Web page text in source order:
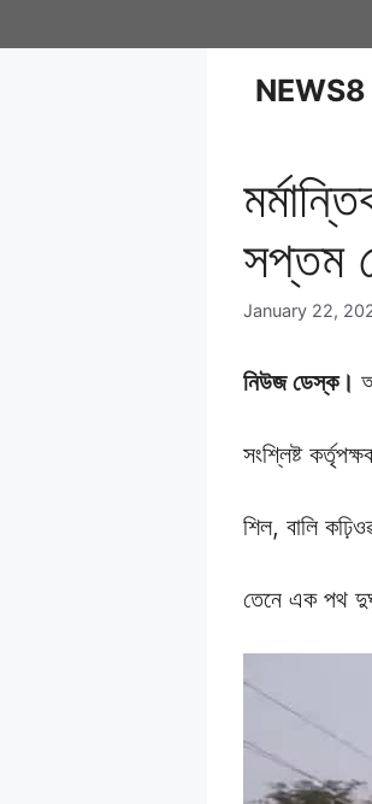
সপ্তম
January 22,
নিউজ ডেস্ক।
সংশ্লিষ্ট
শিল, বালি
তেনে এক পথ